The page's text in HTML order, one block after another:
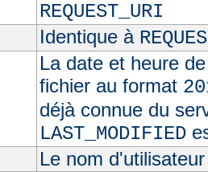
REQUEST_URI
Identique à
La date et heure
fichier au format
déjà connue du
LAST_MODIFIED
Le nom